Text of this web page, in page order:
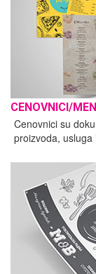
CENOVNICI/
Cenovnici su
proizvoda, usluga